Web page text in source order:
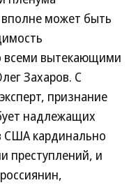
вполне может быть
всеми вытекающими
Захаров. С
признание
надлежащих
США кардинально
преступлений, и